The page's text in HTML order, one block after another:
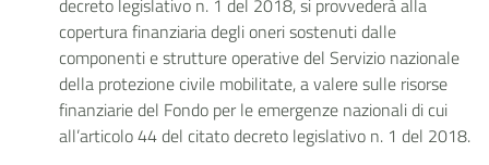
decreto legislativo n. 1 del 2018, si provvederà alla
copertura finanziaria degli oneri sostenuti dalle
componenti e strutture operative del Servizio nazionale
della protezione civile mobilitate, a valere sulle risorse
finanziarie del Fondo per le emergenze nazionali di cui
all’articolo 44 del citato decreto legislativo n. 1 del 2018.